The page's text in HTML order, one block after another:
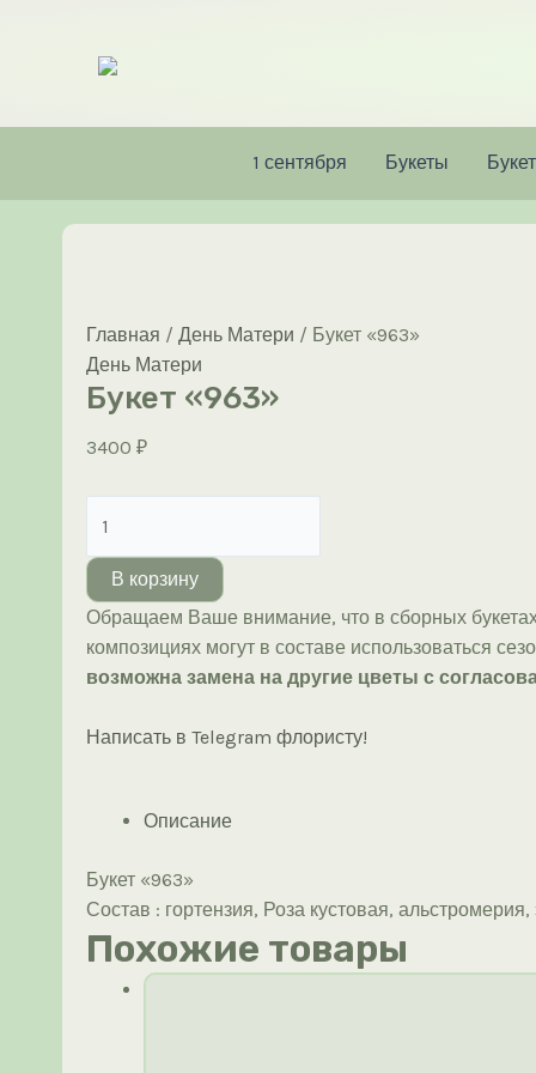
содержимому
1 сентября Букеты
Главная / День Матери / Букет «963»
День Матери
Букет «963»
3400 ₽
товара
Букет
«963»
В корзину
Обращаем Ваше внимание, что в сборных
композициях могут в составе использоваться
возможна замена на другие цветы с
Написать в Telegram флористу!
Описание
Букет «963»
Состав : гортензия, Роза кустовая, альстромерия,
Похожие товары